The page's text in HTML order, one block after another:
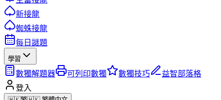
新接龍
蜘蛛接龍
每日謎題
學習
數獨解題器 可列印數獨 數獨技巧
益智部落格
登入